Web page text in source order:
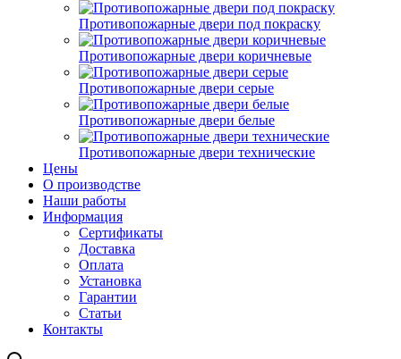
Противопожарные двери под покраску
Противопожарные двери коричневые
Противопожарные двери серые
Противопожарные двери белые
Противопожарные двери технические
Цены
О производстве
Наши работы
Информация
Сертификаты
Доставка
Оплата
Установка
Гарантии
Статьи
Контакты